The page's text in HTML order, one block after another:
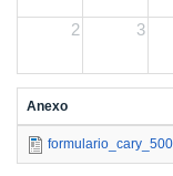
2 3
Anexo